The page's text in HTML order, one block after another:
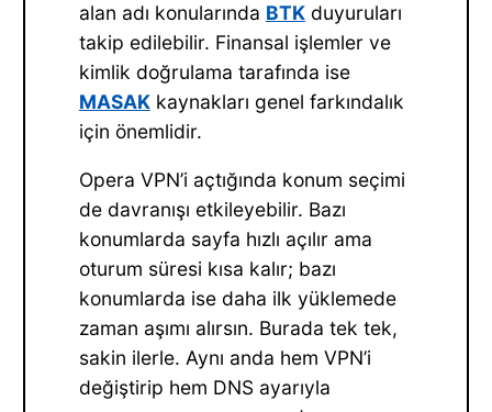
alan adı konularında BTKduyuruları
takip edilebilir. Finansal işlemler ve
kimlik doğrulama tarafında ise
MASAKkaynakları genel farkındalık
için önemlidir.
Opera VPN’i açtığında konum seçimi
de davranışı etkileyebilir. Bazı
konumlarda sayfa hızlı açılır ama
oturum süresi kısa kalır; bazı
konumlarda ise daha ilk yüklemede
zaman aşımı alırsın. Burada tek tek,
sakin ilerle. Aynı anda hem VPN’i
değiştirip hem DNS ayarıyla